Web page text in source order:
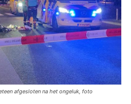
afgesloten na het ongeluk, foto